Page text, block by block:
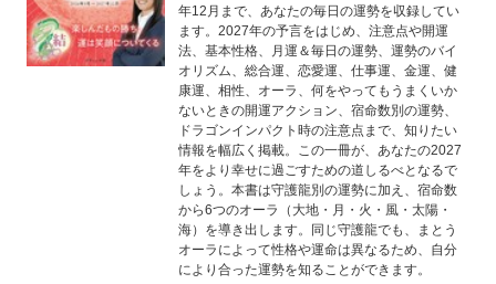
年12月まで、あなたの毎日の運勢を収録してい
ます。2027年の予言をはじめ、注意点や開運
法、基本性格、月運＆毎日の運勢、運勢のバイ
オリズム、総合運、恋愛運、仕事運、金運、健
康運、相性、オーラ、何をやってもうまくいか
ないときの開運アクション、宿命数別の運勢、
ドラゴンインパクト時の注意点まで、知りたい
情報を幅広く掲載。この一冊が、あなたの2027
年をより幸せに過ごすための道しるべとなるで
しょう。本書は守護龍別の運勢に加え、宿命数
から6つのオーラ（大地・月・火・風・太陽・
海）を導き出します。同じ守護龍でも、まとう
オーラによって性格や運命は異なるため、自分
により合った運勢を知ることができます。